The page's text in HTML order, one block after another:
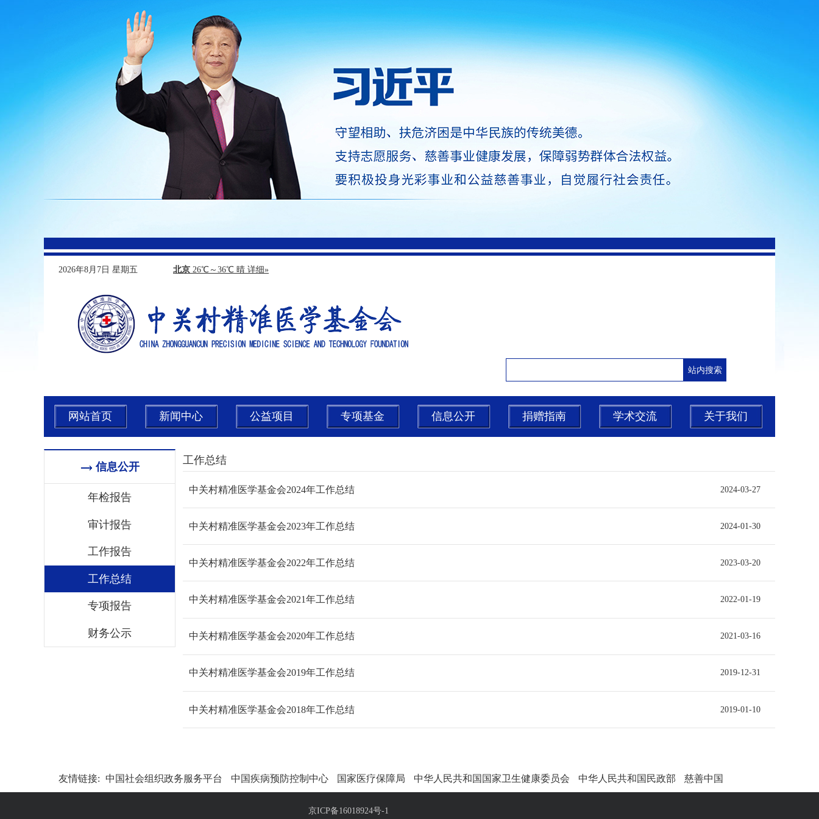
2026年8月7日 星期五
网站首页 新闻中心 公益项目 专项基金 信息公开 捐赠指南 学术交流 关于我们
信息公开
年检报告
审计报告
工作报告
工作总结
专项报告
财务公示
工作总结
中关村精准医学基金会2024年工作总结 2024-03-27
中关村精准医学基金会2023年工作总结 2024-01-30
中关村精准医学基金会2022年工作总结 2023-03-20
中关村精准医学基金会2021年工作总结 2022-01-19
中关村精准医学基金会2020年工作总结 2021-03-16
中关村精准医学基金会2019年工作总结 2019-12-31
中关村精准医学基金会2018年工作总结 2019-01-10
友情链接: 中国社会组织政务服务平台 中国疾病预防控制中心 国家医疗保障局 中华人民共和国国家卫生健康委员会 中华人民共和国民政部 慈善中国
京ICP备16018924号-1